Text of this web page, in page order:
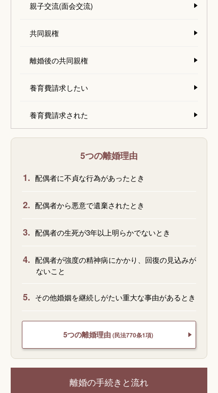
親子交流(面会交流)
共同親権
離婚後の共同親権
養育費請求したい
養育費請求された
5つの離婚理由
1. 配偶者に不貞な行為があったとき
2. 配偶者から悪意で遺棄されたとき
3. 配偶者の生死が3年以上明らかでないとき
4. 配偶者が強度の精神病にかかり、回復の見込みが
ないこと
5. その他婚姻を継続しがたい重大な事由があるとき
5つの離婚理由 (民法770条1項)
離婚の手続きと流れ